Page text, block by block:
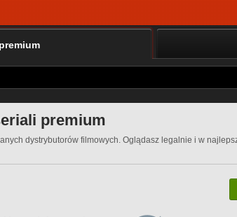
premium
dystrybutorów filmowych. Oglądasz legalnie i w